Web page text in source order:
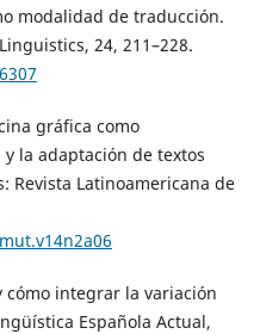
modalidad de traducción.
24, 211–228.
gráfica como
la adaptación de textos
Revista Latinoamericana de
cómo integrar la variación
Española Actual,